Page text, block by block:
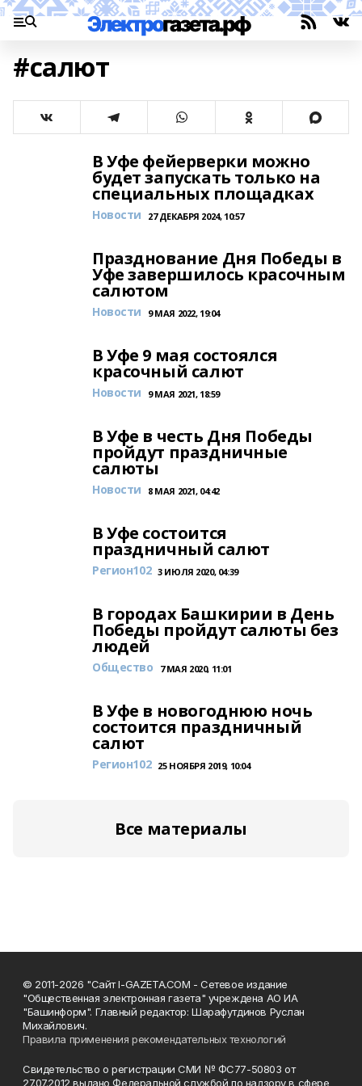
#салют
В Уфе фейерверки можно
будет запускать только на
специальных площадках
Новости 27 ДЕКАБРЯ 2024, 10:57
Празднование Дня Победы в
Уфе завершилось красочным
салютом
Новости 9 МАЯ 2022, 19:04
В Уфе 9 мая состоялся
красочный салют
Новости 9 МАЯ 2021, 18:59
В Уфе в честь Дня Победы
пройдут праздничные
салюты
Новости 8 МАЯ 2021, 04:42
В Уфе состоится
праздничный салют
Регион102 3 ИЮЛЯ 2020, 04:39
В городах Башкирии в День
Победы пройдут салюты без
людей
Общество 7 МАЯ 2020, 11:01
В Уфе в новогоднюю ночь
состоится праздничный
салют
Регион102 25 НОЯБРЯ 2019, 10:04
Все материалы
© 2011-2026 "Сайт I-GAZETA.COM - Сетевое издание
"Общественная электронная газета" учреждена АО ИА
"Башинформ". Главный редактор: Шарафутдинов Руслан
Михайлович.
Правила применения рекомендательных технологий
Свидетельство о регистрации СМИ № ФС77-50803 от
27.07.2012 выдано Федеральной службой по надзору в сфере